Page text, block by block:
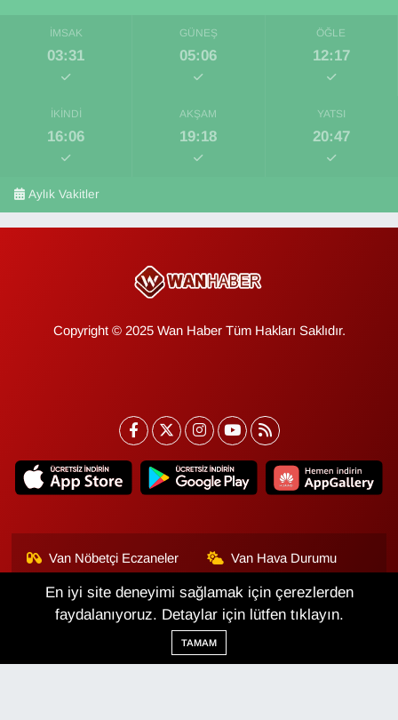
İMSAK
03:31
GÜNEŞ
05:06
ÖĞLE
12:17
İKINDI
16:06
AKŞAM
19:18
YATSI
20:47
Aylık Vakitler
Copyright © 2025 Wan Haber Tüm Hakları Saklıdır.
Van Nöbetçi Eczaneler Van Hava Durumu
Van Namaz Vakitleri
Van Trafik Yoğunluk
Haritası
Puan Durumu ve Fikstür
En iyi site deneyimi sağlamak için çerezlerden
faydalanıyoruz. Detaylar için lütfen tıklayın.
TAMAM